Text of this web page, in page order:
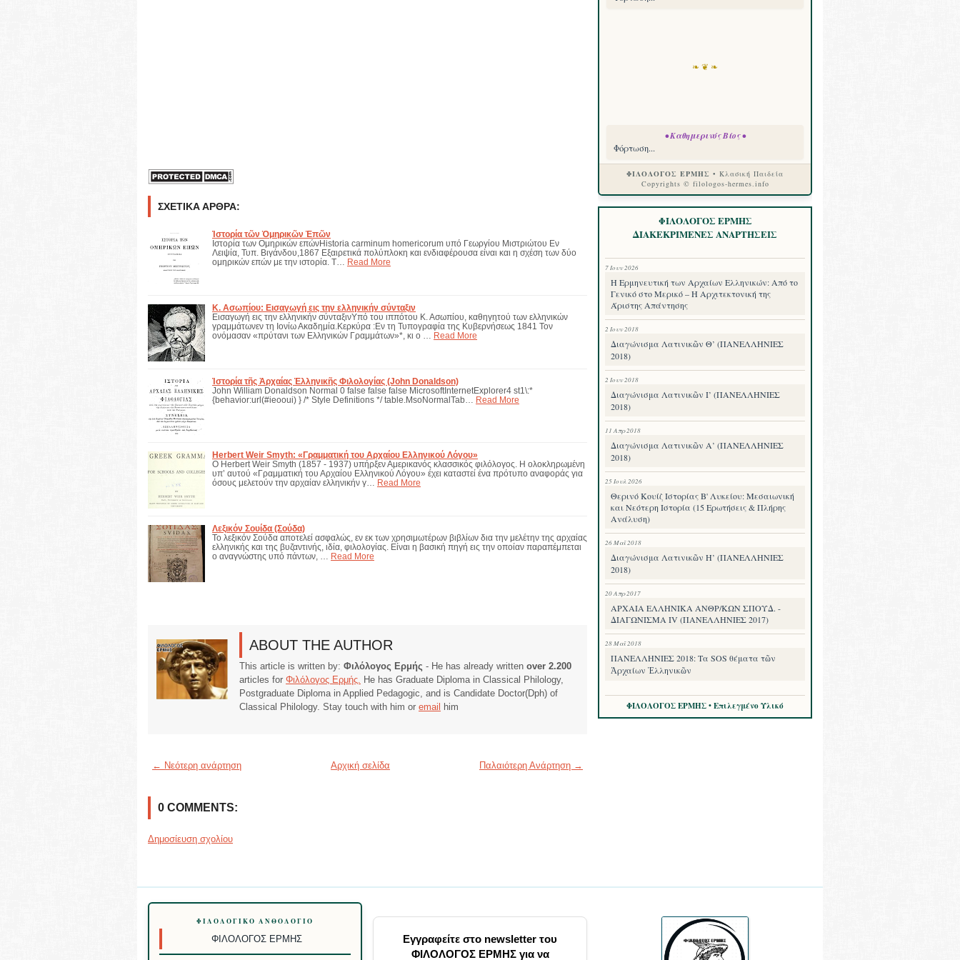
ΣΧΕΤΙΚΆ ΆΡΘΡΑ:
Ἱστορία τῶν Ὁμηρικῶν Ἐπῶν
Ιστορία των Ομηρικών επώνHistoria carminum homericorum υπό Γεωργίου Μιστριώτου Εν
Λειψία, Τυπ. Βιγάνδου,1867 Εξαιρετικά πολύπλοκη και ενδιαφέρουσα είναι και η σχέση των δύο
ομηρικών επών με την ιστορία. Τ…
Read More
Κ. Ασωπίου: Εισαγωγή εις την ελληνικήν σύνταξιν
Εισαγωγή εις την ελληνικήν σύνταξινΥπό του ιππότου Κ. Ασωπίου, καθηγητού των ελληνικών
γραμμάτωνεν τη Ιονίω Ακαδημία.Κερκύρα :Εν τη Τυπογραφία της Κυβερνήσεως 1841 Τον
ονόμασαν «πρύτανι των Ελληνικών Γραμμάτων»*, κι ο …
Read More
Ἱστορία τῆς Ἀρχαίας Ἑλληνικῆς Φιλολογίας (John Donaldson)
John William Donaldson Normal 0 false false false MicrosoftInternetExplorer4 st1\:*
{behavior:url(#ieooui) } /* Style Definitions */ table.MsoNormalTab…
Read More
Herbert Weir Smyth: «Γραμματική του Αρχαίου Ελληνικού Λόγου»
Ο Herbert Weir Smyth (1857 - 1937) υπήρξεν Αμερικανός κλασσικός φιλόλογος. Η ολοκληρωμένη
υπ’ αυτού «Γραμματική του Αρχαίου Ελληνικού Λόγου» έχει καταστεί ένα πρότυπο αναφοράς για
όσους μελετούν την αρχαίαν ελληνικήν γ…
Read More
Λεξικόν Σουίδα (Σούδα)
Το λεξικόν Σούδα αποτελεί ασφαλώς, εν εκ των χρησιμωτέρων βιβλίων δια την μελέτην της αρχαίας
ελληνικής και της βυζαντινής, ιδία, φιλολογίας. Είναι η βασική πηγή εις την οποίαν παραπέμπεται
ο αναγνώστης υπό πάντων, …
Read More
ABOUT THE AUTHOR
This article is written by: Φιλόλογος Ερμής - He has already written over 2.200
articles for Φιλόλογος Ερμής. He has Graduate Diploma in Classical Philology,
Postgraduate Diploma in Applied Pedagogic, and is Candidate Doctor(Dph) of
Classical Philology. Stay touch with him or email him
← Νεότερη ανάρτηση Παλαιότερη Ανάρτηση →
Αρχική σελίδα
0 COMMENTS:
Δημοσίευση σχολίου
❧ ❦ ❧
• Καθημερινός Βίος •
Φόρτωση...
ΦΙΛΟΛΟΓΟΣ ΕΡΜΗΣ • Κλασική Παιδεία
Copyrights © filologos-hermes.info
ΦΙΛΟΛΟΓΟΣ ΕΡΜΗΣ
ΔΙΑΚΕΚΡΙΜΕΝΕΣ ΑΝΑΡΤΗΣΕΙΣ
7 Ιουν 2026
Η Ερμηνευτική των Αρχαίων Ελληνικών: Από το
Γενικό στο Μερικό – Η Αρχιτεκτονική της
Άριστης Απάντησης
2 Ιουν 2018
Διαγώνισμα Λατινικῶν Θ’ (ΠΑΝΕΛΛΗΝΙΕΣ
2018)
2 Ιουν 2018
Διαγώνισμα Λατινικῶν Ι’ (ΠΑΝΕΛΛΗΝΙΕΣ
2018)
11 Απρ 2018
Διαγώνισμα Λατινικῶν Α’ (ΠΑΝΕΛΛΗΝΙΕΣ
2018)
25 Ιουλ 2026
Θερινό Κουίζ Ιστορίας Β' Λυκείου: Μεσαιωνική
και Νεότερη Ιστορία (15 Ερωτήσεις & Πλήρης
Ανάλυση)
26 Μαΐ 2018
Διαγώνισμα Λατινικῶν Η’ (ΠΑΝΕΛΛΗΝΙΕΣ
2018)
20 Απρ 2017
ΑΡΧΑΙΑ ΕΛΛΗΝΙΚΑ ΑΝΘΡ/ΚΩΝ ΣΠΟΥΔ. -
ΔΙΑΓΩΝΙΣΜΑ IV (ΠΑΝΕΛΛΗΝΙΕΣ 2017)
28 Μαΐ 2018
ΠΑΝΕΛΛΗΝΙΕΣ 2018: Τα SOS θέματα τῶν
Ἀρχαίων Ἑλληνικῶν
ΦΙΛΟΛΟΓΟΣ ΕΡΜΗΣ • Επιλεγμένο Υλικό
ΦΙΛΟΛΟΓΙΚΌ ΑΝΘΟΛΌΓΙΟ
ΦΙΛΌΛΟΓΟΣ ΕΡΜΉΣ
Εγγραφείτε στο newsletter του
ΦΙΛΟΛΟΓΟΣ ΕΡΜΗΣ για να